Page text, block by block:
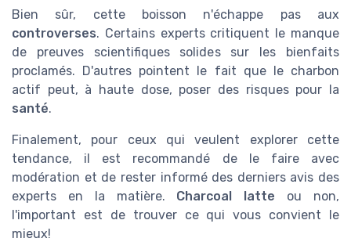
Bien sûr, cette boisson n'échappe pas aux
controverses. Certains experts critiquent le manque
de preuves scientifiques solides sur les bienfaits
proclamés. D'autres pointent le fait que le charbon
actif peut, à haute dose, poser des risques pour la
santé.
Finalement, pour ceux qui veulent explorer cette
tendance, il est recommandé de le faire avec
modération et de rester informé des derniers avis des
experts en la matière. Charcoal latte ou non,
l'important est de trouver ce qui vous convient le
mieux!